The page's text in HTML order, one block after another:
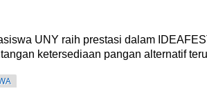
UNY raih prestasi dalam
ketersediaan pangan alternatif